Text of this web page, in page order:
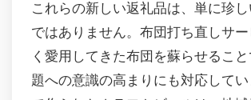
これらの新しい返礼品は、単に珍
ではありません。布団打ち直しサ
く愛用してきた布団を蘇らせるこ
題への意識の高まりにも対応して